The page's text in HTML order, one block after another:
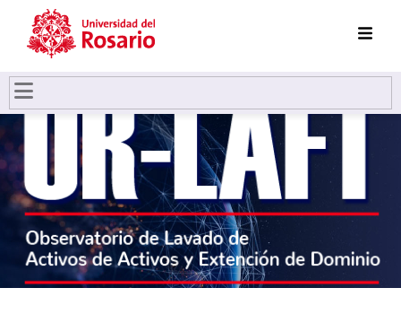
Pasar al contenido principal